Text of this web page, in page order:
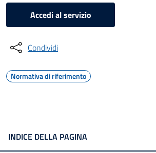
Accedi al servizio
Condividi
Normativa di riferimento
INDICE DELLA PAGINA